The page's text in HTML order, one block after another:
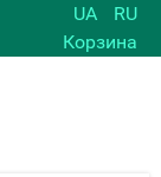
UA
RU
Корзина